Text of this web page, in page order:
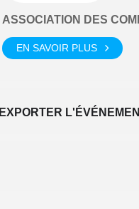
ASSOCIATION DES
EN SAVOIR PLUS
EXPORTER